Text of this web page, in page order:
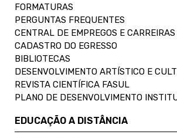
FORMATURAS
PERGUNTAS FREQUENTES
CENTRAL DE EMPREGOS E CARREIRAS
CADASTRO DO EGRESSO
BIBLIOTECAS
DESENVOLVIMENTO ARTÍSTICO E
REVISTA CIENTÍFICA FASUL
PLANO DE DESENVOLVIMENTO
EDUCAÇÃO A DISTÂNCIA